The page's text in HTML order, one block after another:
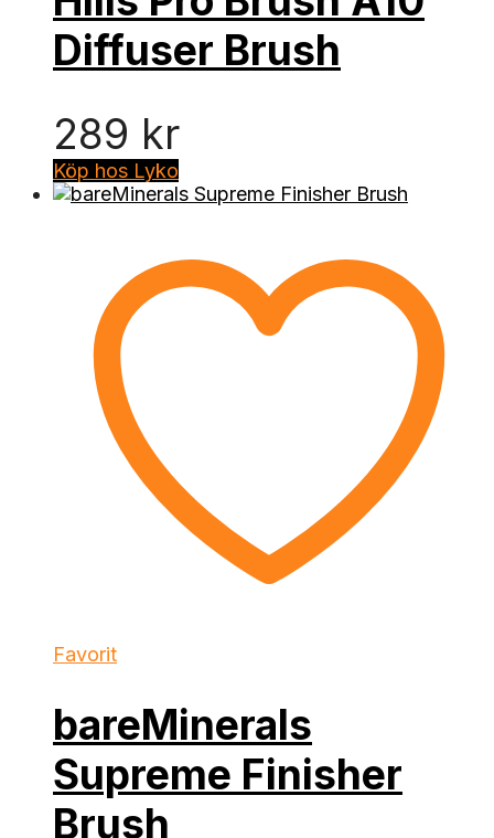
Diffuser Brush
289 kr
Köp hos Lyko
Favorit
bareMinerals
Supreme Finisher
Brush